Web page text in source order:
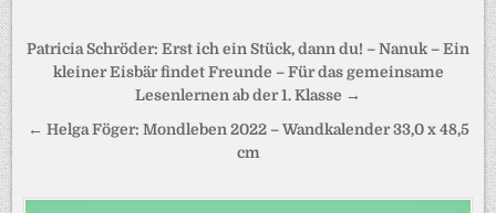
Beitragsnavigation
Patricia Schröder: Erst ich ein Stück, dann du! – Nanuk – Ein
kleiner Eisbär findet Freunde – Für das gemeinsame
Lesenlernen ab der 1. Klasse →
← Helga Föger: Mondleben 2022 – Wandkalender 33,0 x 48,5
cm